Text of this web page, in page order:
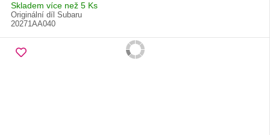
Skladem více než 5 Ks
Originální díl Subaru
20271AA040